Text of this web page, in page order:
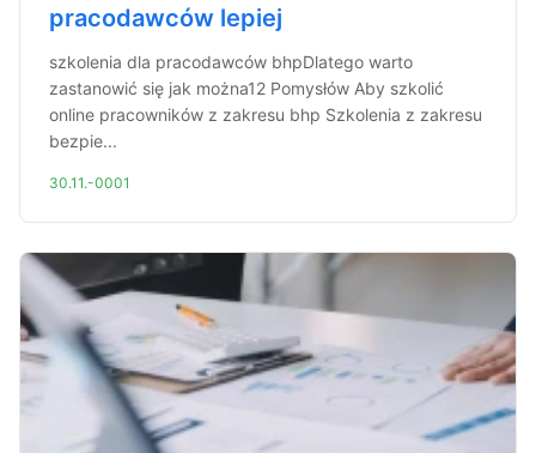
pracodawców lepiej
szkolenia dla pracodawców bhpDlatego warto
zastanowić się jak można12 Pomysłów Aby szkolić
online pracowników z zakresu bhp Szkolenia z zakresu
bezpie...
30.11.-0001